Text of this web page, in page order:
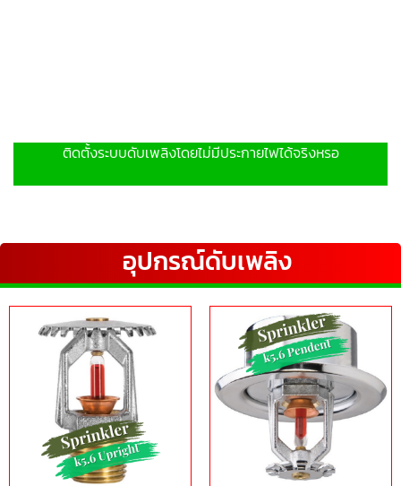
ติดตั้งระบบดับเพลิงโดยไม่มีประกายไฟได้จริงหรอ
อุปกรณ์ดับเพลิง